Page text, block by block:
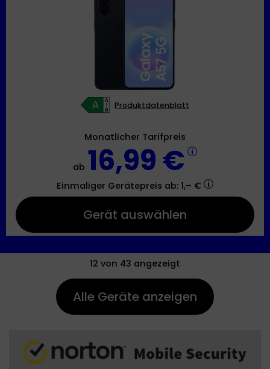
Produktdatenblatt
Monatlicher Tarifpreis
ab 16,99 €
Einmaliger Gerätepreis ab: 1,– €
Gerät auswählen
12 von 43 angezeigt
Alle Geräte anzeigen